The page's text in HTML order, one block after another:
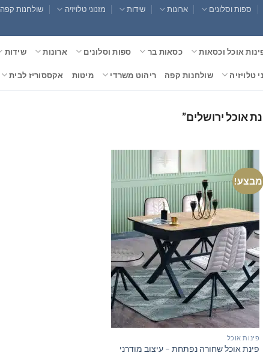
ספות וסלונים ארונות שידות מזנוני טלויזיה שולחנות קפה
אוכל וכסאות כסאות בר ספות וסלונים ארונות שידות
טלויזיה שולחנות קפה ריהוט משרדי מיטות אקססוריז לבית
אוכל ירושלים”
מבצע!
פינות אוכל
פינת אוכל שחורה נפתחת – עיצוב מודרני